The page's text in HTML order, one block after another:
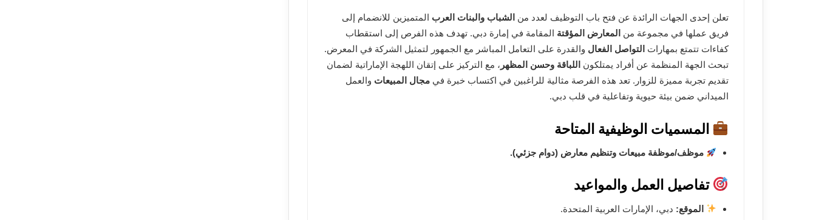
تعلن إحدى الجهات الرائدة عن فتح باب التوظيف لعدد من الشباب والبنات العرب المتميزين للانضمام إلى
فريق عملها في مجموعة من المعارض المؤقتة المقامة في إمارة دبي. تهدف هذه الفرص إلى استقطاب
كفاءات تتمتع بمهارات التواصل الفعال والقدرة على التعامل المباشر مع الجمهور لتمثيل الشركة في المعرض.
تبحث الجهة المنظمة عن أفراد يمتلكون اللباقة وحسن المظهر ، مع التركيز على إتقان اللهجة الإماراتية لضمان
تقديم تجربة مميزة للزوار. تعد هذه الفرصة مثالية للراغبين في اكتساب خبرة في مجال المبيعات والعمل
الميداني ضمن بيئة حيوية وتفاعلية في قلب دبي.
المسميات الوظيفية المتاحة
موظف/موظفة مبيعات وتنظيم معارض (دوام جزئي).
تفاصيل العمل والمواعيد
الموقع: دبي، الإمارات العربية المتحدة.